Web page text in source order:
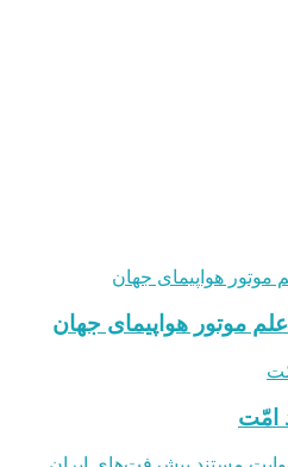
علم موتور هواپیمای جهان
امّت